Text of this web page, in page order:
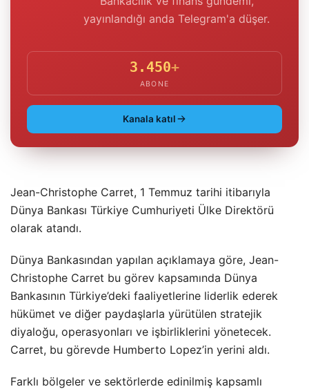
yayınlandığı anda Telegram'a düşer.
3.450+
ABONE
Kanala katıl
Jean-Christophe Carret, 1 Temmuz tarihi itibarıyla
Dünya Bankası Türkiye Cumhuriyeti Ülke Direktörü
olarak atandı.
Dünya Bankasından yapılan açıklamaya göre, Jean-
Christophe Carret bu görev kapsamında Dünya
Bankasının Türkiye’deki faaliyetlerine liderlik ederek
hükümet ve diğer paydaşlarla yürütülen stratejik
diyaloğu, operasyonları ve işbirliklerini yönetecek.
Carret, bu görevde Humberto Lopez’in yerini aldı.
Farklı bölgeler ve sektörlerde edinilmiş kapsamlı